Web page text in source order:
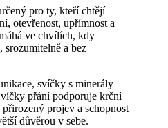
pro ty, kteří chtějí
otevřenost, upřímnost a
ve chvílích, kdy
a bez
svíčky s minerály
přání podporuje krční
projev a schopnost
důvěrou v sebe.